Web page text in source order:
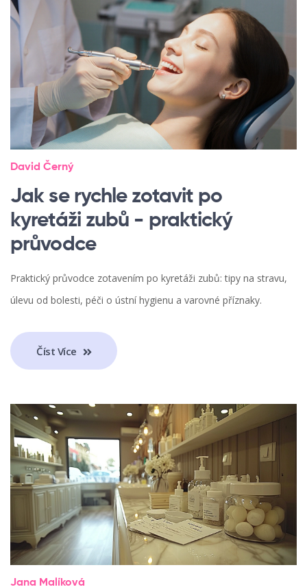
David Černý
Jak se rychle zotavit po
kyretáži zubů - praktický
průvodce
Praktický průvodce zotavením po kyretáži zubů: tipy na stravu,
úlevu od bolesti, péči o ústní hygienu a varovné příznaky.
Číst Více
Jana Malíková